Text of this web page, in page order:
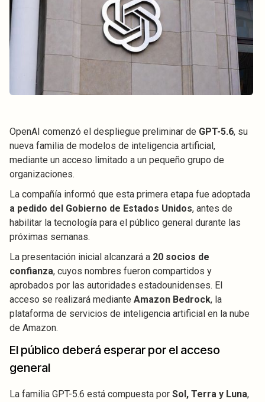
OpenAI comenzó el despliegue preliminar de GPT-5.6, su
nueva familia de modelos de inteligencia artificial,
mediante un acceso limitado a un pequeño grupo de
organizaciones.
La compañía informó que esta primera etapa fue adoptada
a pedido del Gobierno de Estados Unidos, antes de
habilitar la tecnología para el público general durante las
próximas semanas.
La presentación inicial alcanzará a 20 socios de
confianza, cuyos nombres fueron compartidos y
aprobados por las autoridades estadounidenses. El
acceso se realizará mediante Amazon Bedrock, la
plataforma de servicios de inteligencia artificial en la nube
de Amazon.
El público deberá esperar por el acceso
general
La familia GPT-5.6 está compuesta por Sol, Terra y Luna,